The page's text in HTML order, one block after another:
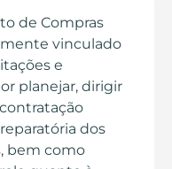
de Compras
vinculado
e
planejar, dirigir
dos
bem como